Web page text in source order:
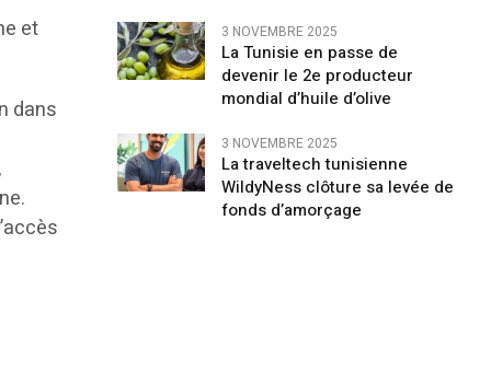
et
dans
3 NOVEMBRE 2025
La Tunisie en passe de
devenir le 2e producteur
mondial d’huile d’olive
3 NOVEMBRE 2025
La traveltech tunisienne
WildyNess clôture sa levée de
fonds d’amorçage